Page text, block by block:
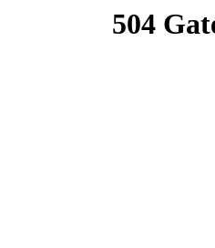
504